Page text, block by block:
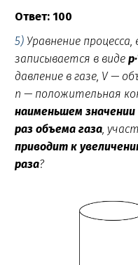
Ответ: 100
5) Уравнение
записывается в виде
давление в газе, V —
n — положительная
наименьшем
раз объeма газа,
приводит к
раза?